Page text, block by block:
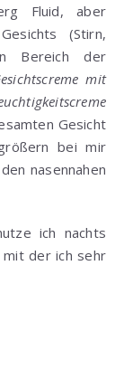
Fluid, aber
(Stirn,
Bereich der
mit
Gesicht
bei mir
nasennahen
ich nachts
der ich sehr